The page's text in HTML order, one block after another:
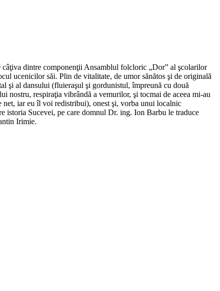
dintre componenţii Ansamblul folcloric „Dor” al şcolarilor
ucenicilor săi. Plin de vitalitate, de umor sănătos şi de originală
şi al dansului (fluieraşul şi gordunistul, împreună cu două
nostru, respiraţia vibrândă a vemurilor, şi tocmai de aceea mi-au
iar eu îl voi redistribui), onest şi, vorba unui localnic
istoria Sucevei, pe care domnul Dr. ing. Ion Barbu le traduce
Irimie.